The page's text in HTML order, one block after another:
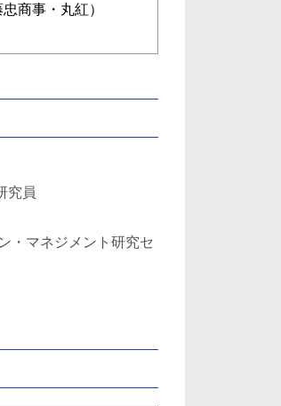
商事・丸紅）
究員
・マネジメント研究セ